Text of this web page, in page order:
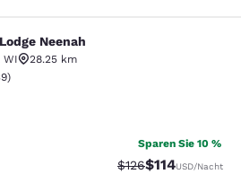
Neenah
WI
28.25 km
Bewertung. Mittelmäßig. 139 Bewertungen
)
Sparen Sie 10 %
Durchgestrichener
$126Vergünstigter
$114USD/Nacht